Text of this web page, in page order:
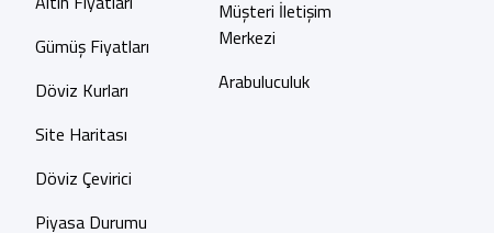
Gümüş Fiyatları
Döviz Kurları
Site Haritası
Döviz Çevirici
Piyasa Durumu
Müşteri İletişim
Merkezi
Arabuluculuk